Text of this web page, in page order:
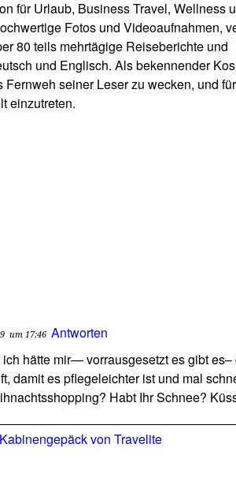
für Urlaub, Business Travel, Wellness
Fotos und Videoaufnahmen,
80 teils mehrtägige Reiseberichte und
und Englisch. Als bekennender
seiner Leser zu wecken, und
einzutreten.
um 17:46 Antworten
hätte mir— vorrausgesetzt es gibt
damit es pflegeleichter ist und mal
Habt Ihr Schnee?
von Travelite